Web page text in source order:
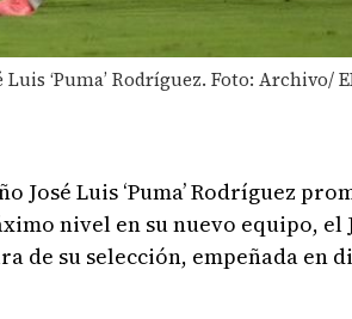
Luis ‘Puma’ Rodríguez. Foto: Archivo/
José Luis ‘Puma’ Rodríguez
nivel en su nuevo equipo, el
de su selección, empeñada en